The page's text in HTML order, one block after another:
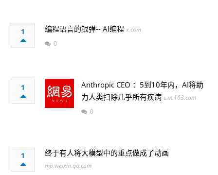
1 编程语言的银弹-- AI编程 x.com
0
1
Anthropic CEO ：5到10年内，AI将助
力人类扫除几乎所有疾病 c.m.163.com
0
1 终于有人将大模型中的重点做成了动画
mp.weixin.qq.com